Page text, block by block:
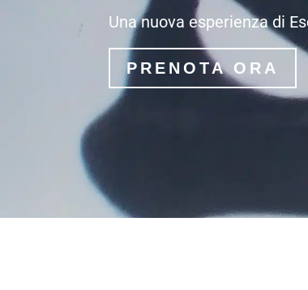
Una nuova esperienza di
PRENOTA ORA